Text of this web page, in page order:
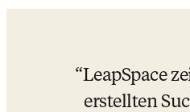
LeapSpace
erstellten